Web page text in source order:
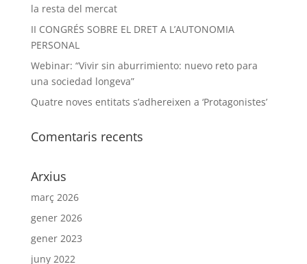
la resta del mercat
II CONGRÉS SOBRE EL DRET A L’AUTONOMIA
PERSONAL
Webinar: “Vivir sin aburrimiento: nuevo reto para
una sociedad longeva”
Quatre noves entitats s’adhereixen a ‘Protagonistes’
Comentaris recents
Arxius
març 2026
gener 2026
gener 2023
juny 2022